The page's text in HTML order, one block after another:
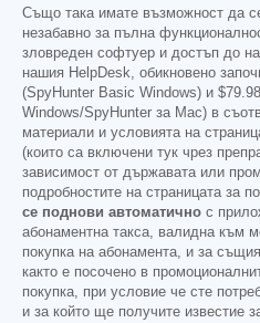
Също така имате възможност да
незабавно за пълна
зловреден софтуер и достъп до
нашия HelpDesk, обикновено
(SpyHunter Basic Windows) и $79.98
Windows/SpyHunter за Mac) в
материали и условията на
(които са включени тук чрез
зависимост от държавата или
подробностите на страницата за
се поднови автоматично с
абонаментна такса, валидна към
покупка на абонамента, и за
както е посочено в
покупка, при условие че сте
и за който ще получите известие